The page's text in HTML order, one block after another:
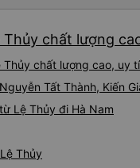
chất lượng
chất lượng cao, uy
Tất Thành, Kiến
Lệ Thủy đi Hà Nam
Thủy